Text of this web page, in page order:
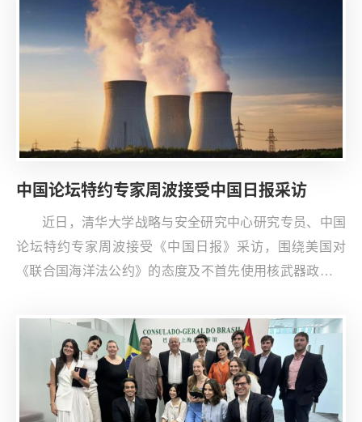
合当前两位候选人的执政理念和政策主张，重点分析了其
对中国经济发展及对外投资等领域的潜在影响，并提出应
中国论坛特约专家周波接受中国日报采访
近日，清华大学战略与安全研究中心研究专员、中国
论坛特约专家周波接受《中国日报》采访，围绕美国对
《联合国海洋法公约》的态度及不首先使用核武器政策分
约》及其签署国的无端责难是极其荒唐的做法。